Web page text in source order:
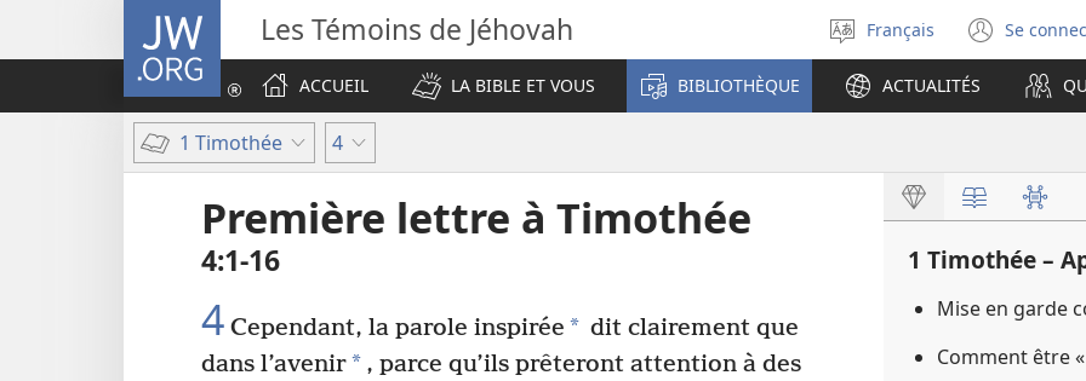
JW.ORG Les Témoins de Jéhovah
Sélectionner
la
langue
Français Se
une
ACCUEIL
LA BIBLE ET VOUS BIBLIOTHÈQUE ACTUALITÉS
1 Timothée 4
Première lettre à Timothée
4​:​1-16
4 Cependant, la parole inspirée * dit clairement que
dans l’avenir* , parce qu’ils prêteront attention à des
1 Timothée –
Mise en garde
Comment être